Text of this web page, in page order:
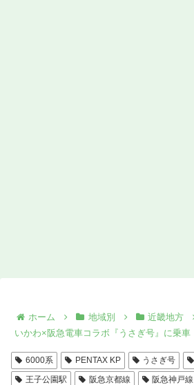
ホーム 地域別 近畿地方
いかわ×阪急電車コラボ『うさぎ号』に乗車
6000系 PENTAX KP うさぎ号
王子公園駅
阪急京都線 阪急神戸線